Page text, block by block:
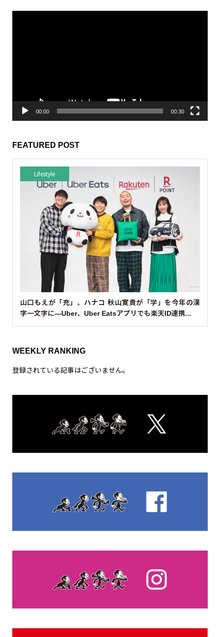
00:00 00:30
FEATURED POST
Lifestyle
山口もえが「充」、ハナコ 秋山寛貴が「学」を今年の漢
字一文字に—Uber、Uber Eatsアプリでも楽天ID連携...
WEEKLY RANKING
登録されている記事はございません。